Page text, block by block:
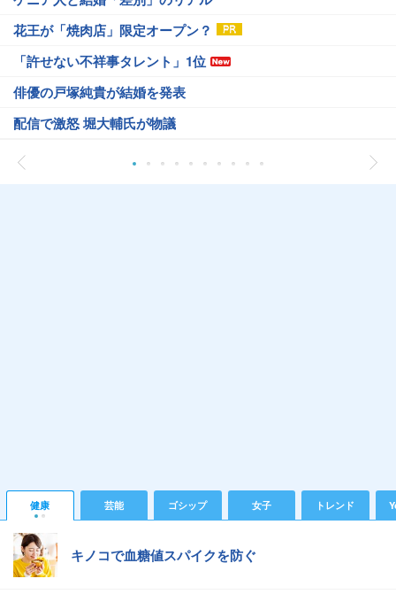
花王が「焼肉店」限定オープン？
「許せない不祥事タレント」1位
俳優の戸塚純貴が結婚を発表
配信で激怒 堀大輔氏が物議
健康 芸能 ゴシップ 女子 トレンド
キノコで血糖値スパイクを防ぐ